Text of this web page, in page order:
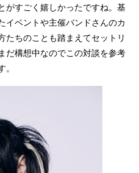
がすごく嬉しかったですね。基
イベントや主催バンドさんのカ
たちのことも踏まえてセットリ
だ構想中なのでこの対談を参考
。